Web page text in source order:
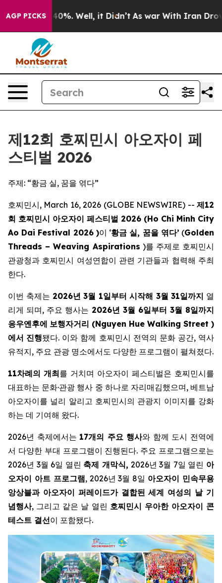
AGP PICKS40%. Well, it Didn’t As war With Iran Drove
제12회 호찌민시 아오자이 페
스티벌 2026
주제: “황금 실, 꿈을 엮다”
호찌민시, March 16, 2026 (GLOBE NEWSWIRE) -- 제12
회 호찌민시 아오자이 페스티벌 2026 (Ho Chi Minh City
Ao Dai Festival 2026 )이 ‘황금 실, 꿈을 엮다’ (Golden
Threads – Weaving Aspirations )를 주제로 호찌민시
관광청과 호찌민시 여성연합이 관련 기관들과 협력해 주최
한다.
이번 축제는 2026년 3월 1일부터 시작해 3월 31일까지 열
리게 되며, 주요 행사는 2026년 3월 6일부터 3월 8일까지
응우옌후에 보행자거리 (Nguyen Hue Walking Street )
에서 진행됐다. 이와 함께 호찌민시 전역의 문화 공간, 역사
유적지, 주요 관광 명소에서도 다양한 프로그램이 펼쳐졌다.
11차례의 개최를 거치며 아오자이 페스티벌은 호찌민시를
대표하는 문화·관광 행사 중 하나로 자리매김했으며, 베트남
아오자이를 널리 알리고 호찌민시의 관광지 이미지를 강화
하는 데 기여해 왔다.
2026년 축제에서는 17개의 주요 행사와 함께 도시 전역에
서 다양한 부대 프로그램이 진행된다. 주요 프로그램으로는
2026년 3월 6일 열린 축제 개막식, 2026년 3월 7일 열린 아
오자이 아트 프로그램, 2026년 3월 8일 아오자이 민속무용
앙상블과 아오자이 퍼레이드가 결합된 세계 여성의 날 기
념행사, 그리고 같은 날 열린 호찌민시 우아한 아오자이 콘
테스트 결선이 포함됐다.